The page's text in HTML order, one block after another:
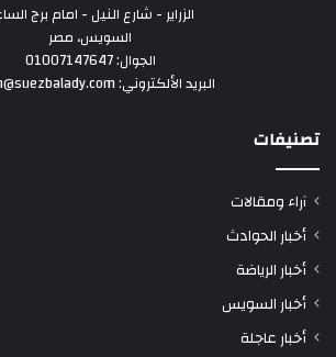
الزراير - شارع النيل - امام برج
السويس، مصر
الجوال: 01007147647
البريد الألكتروني: admin@suezbalady.com
تصنيفات
آراء ومقالات
أخبار الحوادث
أخبار الرياضة
أخبار السويس
أخبار عاجلة